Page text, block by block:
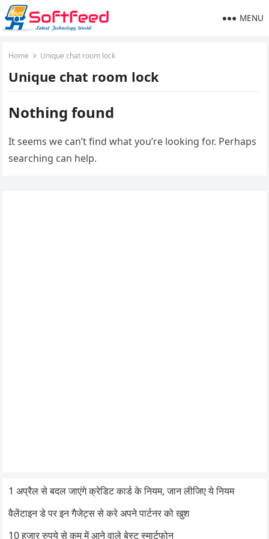
MENU
Home Unique chat room lock
Unique chat room lock
Nothing found
It seems we can’t find what you’re looking for. Perhaps
searching can help.
1 अप्रैल से बदल जाएंगे क्रेडिट कार्ड के नियम, जान लीजिए ये नियम
वैलेंटाइन डे पर इन गैजेट्स से करे अपने पार्टनर को खुश
10 हजार रुपये से कम में आने वाले बेस्ट स्मार्टफोन